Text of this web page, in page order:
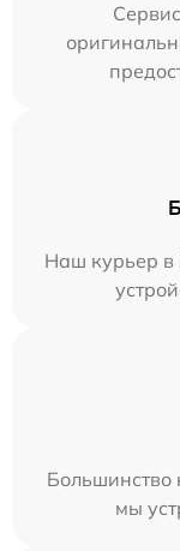
Наш курьер в
Большинство
мы